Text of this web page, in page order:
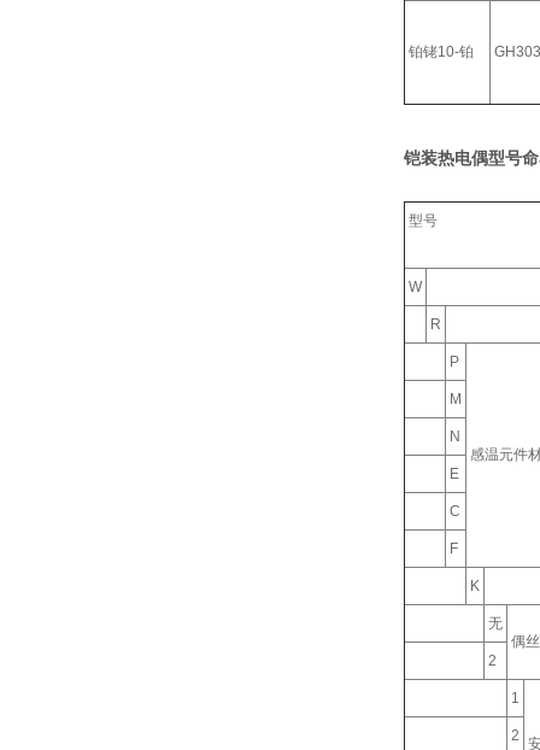
铂铑10-铂
铠装热电偶型号
型号
W
R
P
感温元件
M
N
E
C
F
K
无
偶
2
1
2